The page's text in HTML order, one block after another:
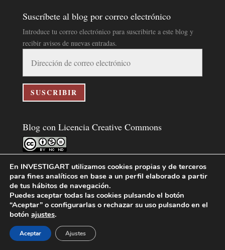
Suscríbete al blog por correo electrónico
Introduce tu correo electrónico para suscribirte a este blog y
recibir avisos de nuevas entradas.
correo
electrónico
SUSCRIBIR
Blog con Licencia Creative Commons
Licencia Creative Commons Atribución-NoComercial-
SinDerivar 4.0 Internacional.
Basada en una obra enhttps://www.investigart.com/blog/
En INVESTIGART utilizamos cookies propias y de terceros
para fines analíticos en base a un perfil elaborado a partir
de tus hábitos de navegación.
Puedes aceptar todas las cookies pulsando el botón
“Aceptar” o configurarlas o rechazar su uso pulsando en el
botón ajustes.
Aceptar Ajustes